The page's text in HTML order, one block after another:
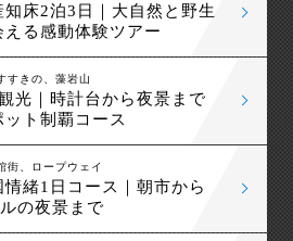
知床2泊3日｜大自然と野生
える感動体験ツアー
すきの、藻岩山
光｜時計台から夜景まで
ット制覇コース
街、ロープウェイ
情緒1日コース｜朝市から
の夜景まで